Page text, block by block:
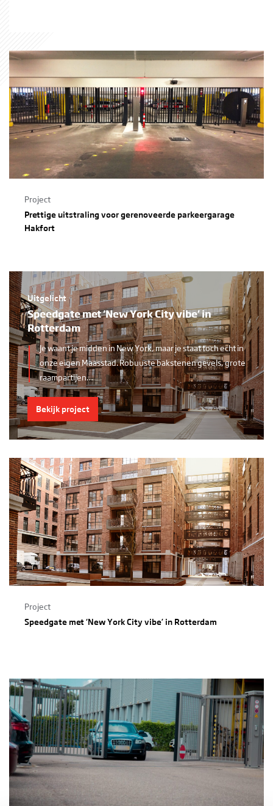
Project
Prettige uitstraling voor gerenoveerde parkeergarage
Hakfort
Uitgelicht
Speedgate met ‘New York City vibe’ in
Rotterdam
Je waant je midden in New York, maar je staat toch echt in
onze eigen Maasstad. Robuuste bakstenen gevels, grote
raampartijen…
Bekijk project
Project
Speedgate met ‘New York City vibe’ in Rotterdam